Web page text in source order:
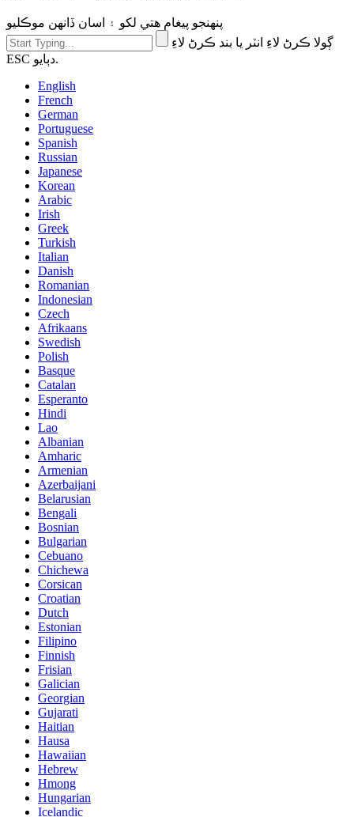
پنهنجو پيغام هتي لکو ۽ اسان ڏانهن موڪليو
ڳولا ڪرڻ لاءِ انٽر يا بند ڪرڻ لاءِ
ESC دٻايو.
English
French
German
Portuguese
Spanish
Russian
Japanese
Korean
Arabic
Irish
Greek
Turkish
Italian
Danish
Romanian
Indonesian
Czech
Afrikaans
Swedish
Polish
Basque
Catalan
Esperanto
Hindi
Lao
Albanian
Amharic
Armenian
Azerbaijani
Belarusian
Bengali
Bosnian
Bulgarian
Cebuano
Chichewa
Corsican
Croatian
Dutch
Estonian
Filipino
Finnish
Frisian
Galician
Georgian
Gujarati
Haitian
Hausa
Hawaiian
Hebrew
Hmong
Hungarian
Icelandic